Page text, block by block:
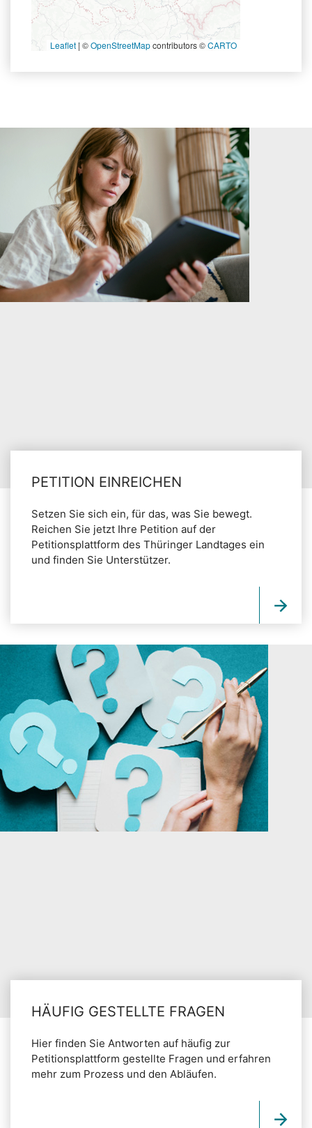
Leaflet|©OpenStreetMapcontributors ©CARTO
PETITION EINREICHEN
Setzen Sie sich ein, für das, was Sie bewegt.
Reichen Sie jetzt Ihre Petition auf der
Petitionsplattform des Thüringer Landtages ein
und finden Sie Unterstützer.
HÄUFIG GESTELLTE FRAGEN
Hier finden Sie Antworten auf häufig zur
Petitionsplattform gestellte Fragen und erfahren
mehr zum Prozess und den Abläufen.